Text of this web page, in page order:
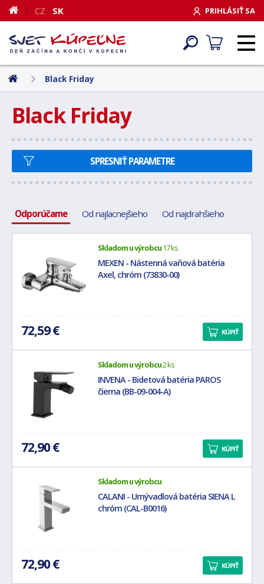
PRIHLÁSIŤ SA
CZ SK
Black Friday
Black Friday
SPRESNIŤ PARAMETRE
Odporúčame Od najlacnejšieho Od najdrahšieho
Skladom u výrobcu17 ks
MEXEN - Nástenná vaňová batéria
Axel, chróm (73830-00)
72,59 € KÚPIŤ
Skladom u výrobcu2 ks
INVENA - Bidetová batéria PAROS
čierna (BB-09-004-A)
72,90 € KÚPIŤ
Skladom u výrobcu
CALANI - Umývadlová batéria SIENA L
chróm (CAL-B0016)
72,90 € KÚPIŤ